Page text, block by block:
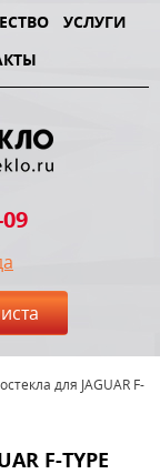
УСЛУГИ
для JAGUAR F-
F-TYPE